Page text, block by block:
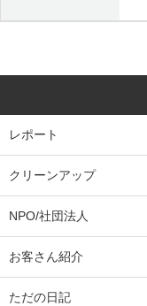
レポート
クリーンアップ
NPO/社団法人
お客さん紹介
ただの日記